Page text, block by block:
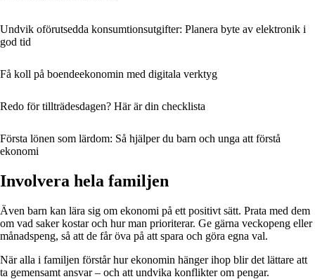
Undvik oförutsedda konsumtionsutgifter: Planera byte av elektronik i
god tid
Få koll på boendeekonomin med digitala verktyg
Redo för tillträdesdagen? Här är din checklista
Första lönen som lärdom: Så hjälper du barn och unga att förstå
ekonomi
Involvera hela familjen
Även barn kan lära sig om ekonomi på ett positivt sätt. Prata med dem
om vad saker kostar och hur man prioriterar. Ge gärna veckopeng eller
månadspeng, så att de får öva på att spara och göra egna val.
När alla i familjen förstår hur ekonomin hänger ihop blir det lättare att
ta gemensamt ansvar – och att undvika konflikter om pengar.